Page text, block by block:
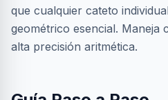
que cualquier cateto
geométrico esencial. Maneja
alta precisión aritmética.